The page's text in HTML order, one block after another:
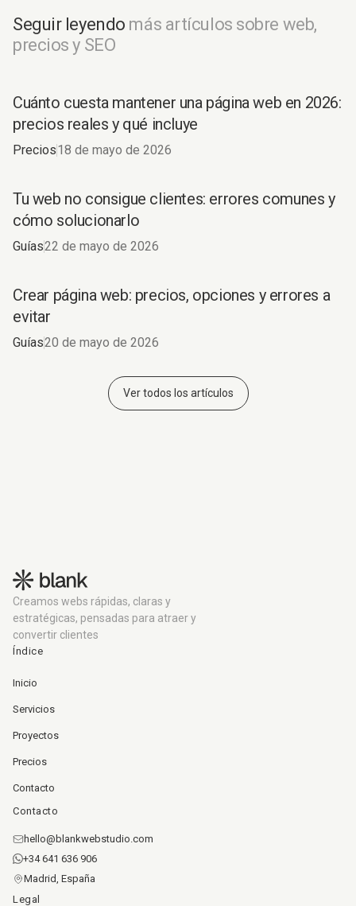
Seguir leyendo más artículos sobre web,
precios y SEO
Cuánto cuesta mantener una página web en 2026:
precios reales y qué incluye
Precios18 de mayo de 2026
Tu web no consigue clientes: errores comunes y
cómo solucionarlo
Guías22 de mayo de 2026
Crear página web: precios, opciones y errores a
evitar
Guías20 de mayo de 2026
Ver todos los artículos
Creamos webs rápidas, claras y
estratégicas, pensadas para atraer y
convertir clientes
Índice
Inicio
Servicios
Proyectos
Precios
Contacto
Contacto
hello@blankwebstudio.com
+34 641 636 906
Madrid, España
Legal